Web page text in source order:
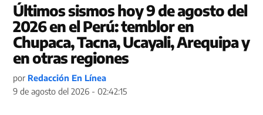
Últimos sismos hoy 9 de agosto del
2026 en el Perú: temblor en
Chupaca, Tacna, Ucayali, Arequipa y
en otras regiones
por Redacción En Línea
9 de agosto del 2026 - 02:42:15